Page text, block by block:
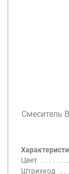
Смеситель
Цвет
Штрихкод